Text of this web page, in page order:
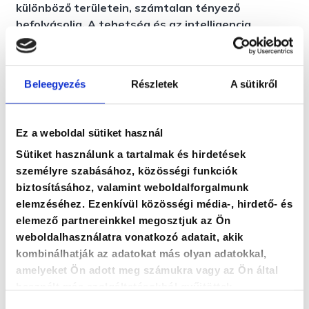
Beleegyezés Részletek A sütikről
Ez a weboldal sütiket használ
Sütiket használunk a tartalmak és hirdetések
személyre szabásához, közösségi funkciók
biztosításához, valamint weboldalforgalmunk
elemzéséhez. Ezenkívül közösségi média-, hirdető- és
elemező partnereinkkel megosztjuk az Ön
weboldalhasználatra vonatkozó adatait, akik
kombinálhatják az adatokat más olyan adatokkal,
amelyeket Ön adott meg számukra vagy az Ön által
különböző területein, számtalan tényező
befolyásolja. A tehetség és az intelligencia
önmagában nem elég, a nagy teljesítmények
eléréséhez szükség van kitartásra is. Az utóbbi
kapcsolódó személyiségvonással, ami nem más,
mint a grit.